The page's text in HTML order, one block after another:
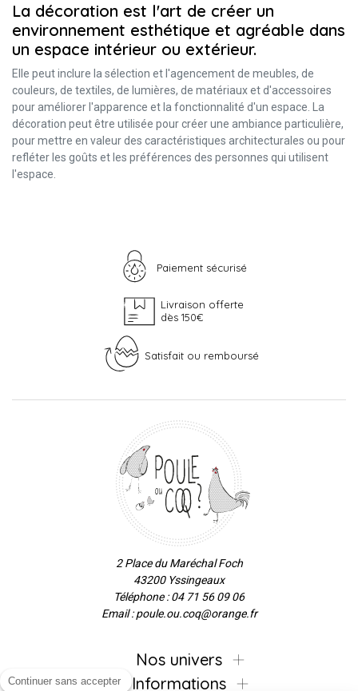
La décoration est l'art de créer un
environnement esthétique et agréable dans
un espace intérieur ou extérieur.
Elle peut inclure la sélection et l'agencement de meubles, de
couleurs, de textiles, de lumières, de matériaux et d'accessoires
pour améliorer l'apparence et la fonctionnalité d'un espace. La
décoration peut être utilisée pour créer une ambiance particulière,
pour mettre en valeur des caractéristiques architecturales ou pour
refléter les goûts et les préférences des personnes qui utilisent
l'espace.
Paiement sécurisé
Livraison offerte
dès 150€
Satisfait ou remboursé
2 Place du Maréchal Foch
43200 Yssingeaux
Téléphone : 04 71 56 09 06
Email : poule.ou.coq@orange.fr
Nos univers
Informations
Continuer sans accepter